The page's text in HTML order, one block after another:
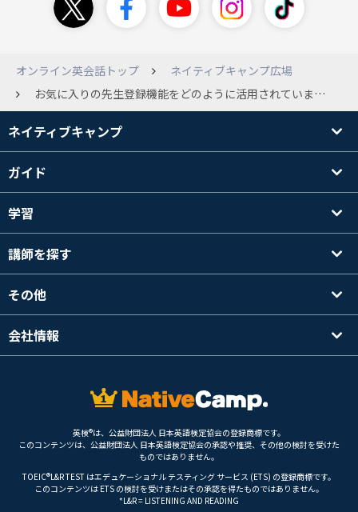
オンライン英会話トップ
ネイティブキャンプ広場
お気に入りの先生登録機能をどのように活用されていますか？ 「お気に入り」と「特にお気に入り」のパターンが欲しいと思うことないですか？ ★★★★ 私は「この先生、またレッスン受けたいな」と思うとお気に入りに登録します。 そうすると、結構な数の「お気に入り先生」が居ます。そして、今すぐレッスンの時に「あっ！空いてる！」と、すぐに飛び込めるのでありがたいです。 ただ、その「お気に入り」の先生の中でも、「特にお気に入り」の先生が何人かいらっしゃいます。この先生方は、予約してでも受けたい先生。予約しようと思うと、たくさんのお気に入り先生の中から探し出します。 （ABC順に並び替えて探します。が、これがまぁまぁ大変でして(^o^;) また、「いつでも良いけど、予約して受けたい！」と思う時、「特にお気に入り」先生のスケジュールを順番に開いてみて、私が可能な時間が空いていたら予約する、というような方法も、結構な労力でして(・.・;) ★★★ 長くなりすみません。 聞きたいのは ☆皆さんはお気に入りの登録をして、どのように活用されていますか？ ☆「特にお気に入り」先生を探し出す工夫、何かありますか？ です。 よろしくお願いします。
ネイティブキャンプ
ガイド
学習
講師を探す
その他
会社情報
英検®は、公益財団法人 日本英語検定協会の登録商標です。
このコンテンツは、公益財団法人 日本英語検定協会の承認や推奨、その他の検討を受けた
ものではありません。
TOEIC®L&R TEST はエデュケーショナル テスティング サービス (ETS) の登録商標です。
このコンテンツは ETS の検討を受けまたはその承認を得たものではありません。
*L&R = LISTENING AND READING